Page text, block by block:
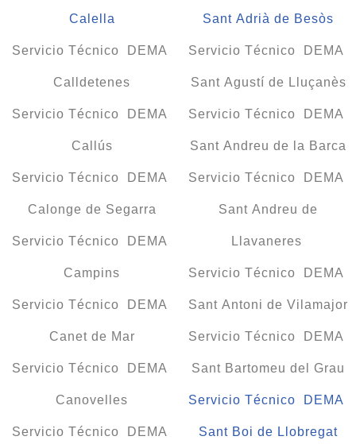
Calella
Servicio Técnico DEMA
Calldetenes
Servicio Técnico DEMA
Callús
Servicio Técnico DEMA
Calonge de Segarra
Servicio Técnico DEMA
Campins
Servicio Técnico DEMA
Canet de Mar
Servicio Técnico DEMA
Canovelles
Servicio Técnico DEMA
Sant Adrià de Besòs
Servicio Técnico DEMA
Sant Agustí de Lluçanès
Servicio Técnico DEMA
Sant Andreu de la Barca
Servicio Técnico DEMA
Sant Andreu de
Llavaneres
Servicio Técnico DEMA
Sant Antoni de Vilamajor
Servicio Técnico DEMA
Sant Bartomeu del Grau
Servicio Técnico DEMA
Sant Boi de Llobregat